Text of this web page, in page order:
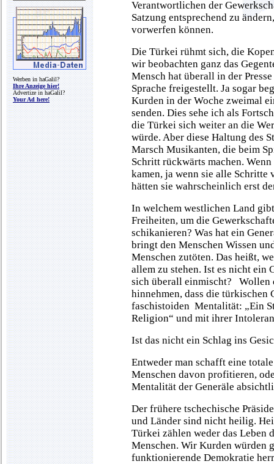
Werben in haGalil?
Ihre Anzeige hier!
Advertize in haGalil?
Your Ad here!
Verantwortlichen der
Satzung entsprechend zu
vorwerfen können.
Die Türkei rühmt sich, die
wir beobachten ganz das
Mensch hat überall in der
Sprache freigestellt. Ja sogar
Kurden in der Woche zweimal
senden. Dies sehe ich als
die Türkei sich weiter an die
würde. Aber diese Haltung des
Marsch Musikanten, die beim
Schritt rückwärts machen.
kamen, ja wenn sie alle Schritte
hätten sie wahrscheinlich erst
In welchem westlichen Land
Freiheiten, um die
schikanieren? Was hat ein
bringt den Menschen Wissen
Menschen zutöten. Das heißt,
allem zu stehen. Ist es nicht ein
sich überall einmischt? Wollen
hinnehmen, dass die türkischen
faschistoiden Mentalität: „Ein
Religion“ und mit ihrer
Ist das nicht ein Schlag ins
Entweder man schafft eine
Menschen davon profitieren,
Mentalität der Generäle
Der frühere tschechische
und Länder sind nicht heilig.
Türkei zählen weder das Leben
Menschen. Wir Kurden würden
funktionierende Demokratie